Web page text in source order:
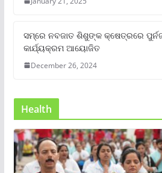
ସମ୍‌ରେ ନବଜାତ ଶିଶୁଙ୍କ କ୍ଷେତ୍ରରେ
କାର୍ଯ୍ୟକ୍ରମ ଆୟୋଜିତ
December 26, 2024
Health